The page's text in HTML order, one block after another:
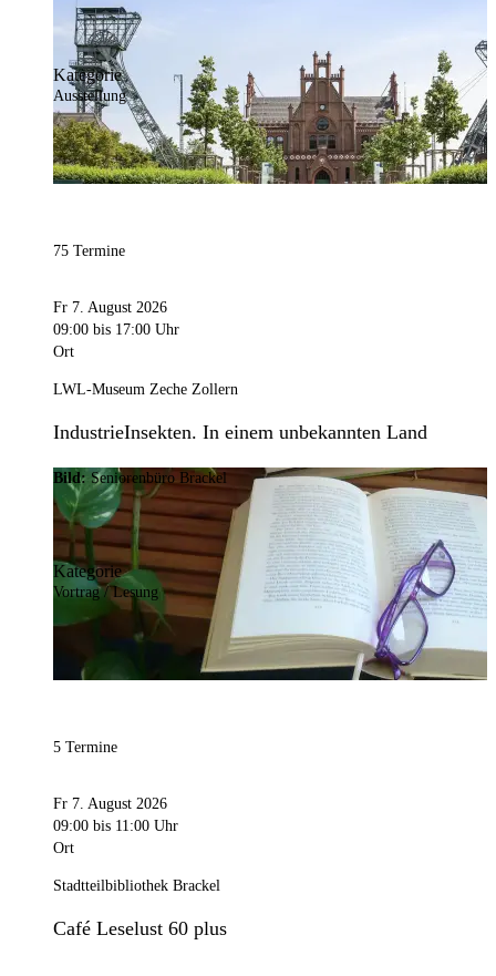
Kategorie
Ausstellung
75 Termine
Fr 7. August 2026
09:00 bis 17:00 Uhr
Ort
LWL-Museum Zeche Zollern
IndustrieInsekten. In einem unbekannten Land
Bild: Seniorenbüro Brackel
Kategorie
Vortrag / Lesung
5 Termine
Fr 7. August 2026
09:00 bis 11:00 Uhr
Ort
Stadtteilbibliothek Brackel
Café Leselust 60 plus